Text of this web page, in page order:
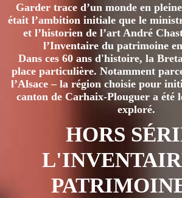
Garder trace d’un monde en
était l’ambition initiale que le
et l’historien de l’art André
l’Inventaire du patrimoine
Dans ces 60 ans d'histoire, la
place particulière. Notamment
l’Alsace – la région choisie pour
canton de Carhaix-Plouguer a été
exploré.
HORS